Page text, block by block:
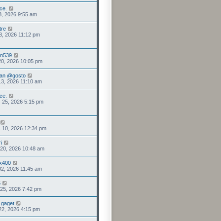
2026 9:55 am
2026 11:12 pm
2026 10:05 pm
@gosto
2026 11:10 am
25, 2026 5:15 pm
10, 2026 12:34 pm
2026 10:48 am
2026 11:45 am
2026 7:42 pm
gaget
2026 4:15 pm